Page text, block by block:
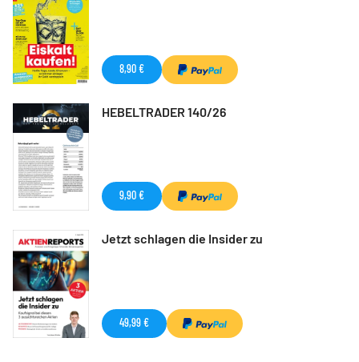
8,90 €
HEBELTRADER 140/26
9,90 €
Jetzt schlagen die Insider zu
49,99 €